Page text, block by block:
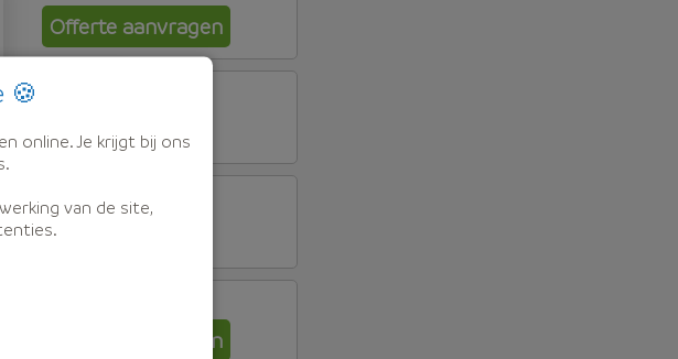
Offerte aanvragen
Offerte aanvragen
🍪
online. Je krijgt bij ons
van de site,